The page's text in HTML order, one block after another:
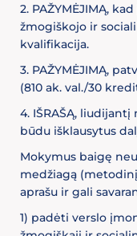
2. PAŽYMĖJIMĄ,
žmogiškojo ir
kvalifikacija.
3. PAŽYMĖJIMĄ,
(810 ak. val./30
4. IŠRAŠĄ,
būdu išklausytus
Mokymus baigę
medžiagą
aprašu ir gali
1) padėti verslo